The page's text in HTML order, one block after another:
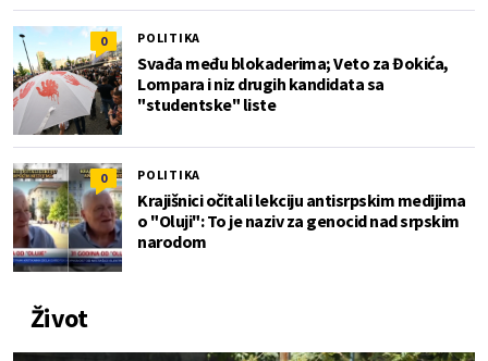
0 POLITIKA
Svađa među blokaderima; Veto za Đokića,
Lompara i niz drugih kandidata sa
"studentske" liste
0 POLITIKA
Krajišnici očitali lekciju antisrpskim medijima
o "Oluji": To je naziv za genocid nad srpskim
narodom
Život